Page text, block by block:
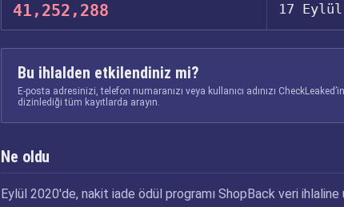
41,252,288 17 Eylül
Bu ihlalden etkilendiniz mi?
E-posta adresinizi, telefon numaranızı veya kullanıcı adınızı CheckLeaked’in
dizinlediği tüm kayıtlarda arayın.
Ne oldu
Eylül 2020'de, nakit iade ödül programı ShopBack veri ihlaline